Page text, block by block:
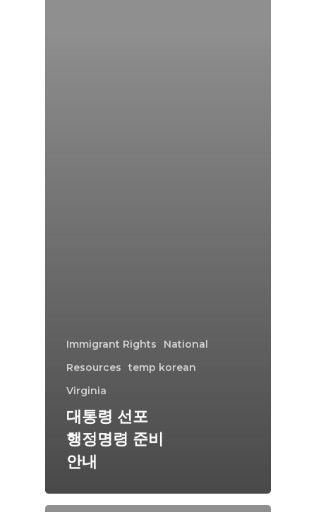
Immigrant Rights
National
Resources
temp korean
Virginia
대통령 선포
행정명령 준비
안내